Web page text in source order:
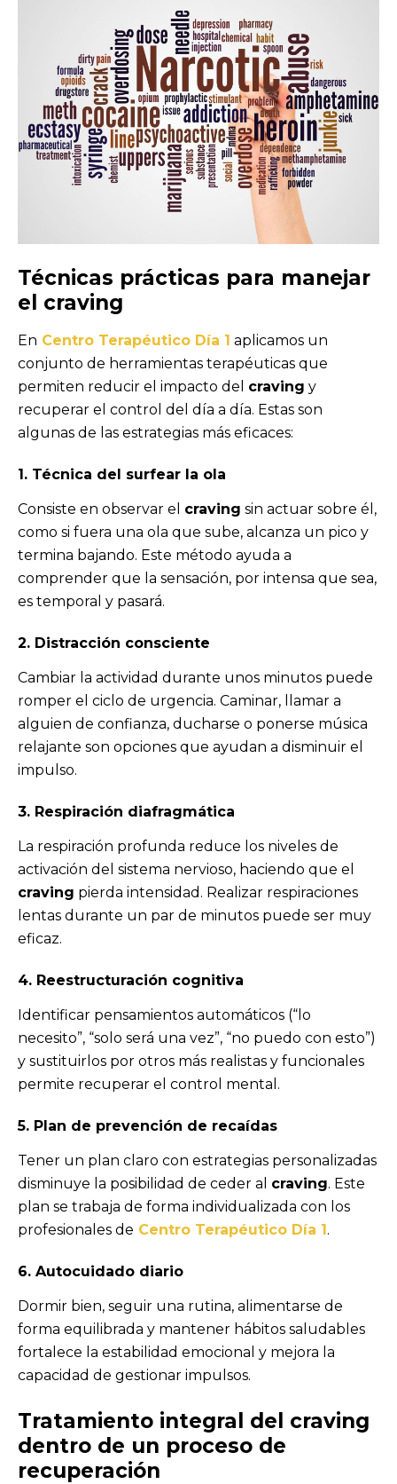
Técnicas prácticas para manejar
el craving
En Centro Terapéutico Día 1 aplicamos un
conjunto de herramientas terapéuticas que
permiten reducir el impacto del craving y
recuperar el control del día a día. Estas son
algunas de las estrategias más eficaces:
1. Técnica del surfear la ola
Consiste en observar el craving sin actuar sobre él,
como si fuera una ola que sube, alcanza un pico y
termina bajando. Este método ayuda a
comprender que la sensación, por intensa que sea,
es temporal y pasará.
2. Distracción consciente
Cambiar la actividad durante unos minutos puede
romper el ciclo de urgencia. Caminar, llamar a
alguien de confianza, ducharse o ponerse música
relajante son opciones que ayudan a disminuir el
impulso.
3. Respiración diafragmática
La respiración profunda reduce los niveles de
activación del sistema nervioso, haciendo que el
craving pierda intensidad. Realizar respiraciones
lentas durante un par de minutos puede ser muy
eficaz.
4. Reestructuración cognitiva
Identificar pensamientos automáticos (“lo
necesito”, “solo será una vez”, “no puedo con esto”)
y sustituirlos por otros más realistas y funcionales
permite recuperar el control mental.
5. Plan de prevención de recaídas
Tener un plan claro con estrategias personalizadas
disminuye la posibilidad de ceder al craving. Este
plan se trabaja de forma individualizada con los
profesionales de Centro Terapéutico Día 1.
6. Autocuidado diario
Dormir bien, seguir una rutina, alimentarse de
forma equilibrada y mantener hábitos saludables
fortalece la estabilidad emocional y mejora la
capacidad de gestionar impulsos.
Tratamiento integral del craving
dentro de un proceso de
recuperación